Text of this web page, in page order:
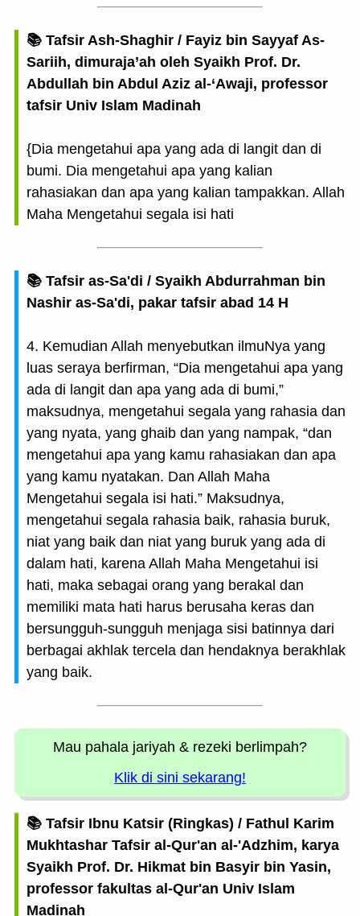
📚 Tafsir Ash-Shaghir / Fayiz bin Sayyaf As-
Sariih, dimuraja’ah oleh Syaikh Prof. Dr.
Abdullah bin Abdul Aziz al-‘Awaji, professor
tafsir Univ Islam Madinah
{Dia mengetahui apa yang ada di langit dan di
bumi. Dia mengetahui apa yang kalian
rahasiakan dan apa yang kalian tampakkan. Allah
Maha Mengetahui segala isi hati
📚 Tafsir as-Sa'di / Syaikh Abdurrahman bin
Nashir as-Sa'di, pakar tafsir abad 14 H
4. Kemudian Allah menyebutkan ilmuNya yang
luas seraya berfirman, “Dia mengetahui apa yang
ada di langit dan apa yang ada di bumi,”
maksudnya, mengetahui segala yang rahasia dan
yang nyata, yang ghaib dan yang nampak, “dan
mengetahui apa yang kamu rahasiakan dan apa
yang kamu nyatakan. Dan Allah Maha
Mengetahui segala isi hati.” Maksudnya,
mengetahui segala rahasia baik, rahasia buruk,
niat yang baik dan niat yang buruk yang ada di
dalam hati, karena Allah Maha Mengetahui isi
hati, maka sebagai orang yang berakal dan
memiliki mata hati harus berusaha keras dan
bersungguh-sungguh menjaga sisi batinnya dari
berbagai akhlak tercela dan hendaknya berakhlak
yang baik.
Mau pahala jariyah & rezeki berlimpah?
Klik di sini sekarang!
📚 Tafsir Ibnu Katsir (Ringkas) / Fathul Karim
Mukhtashar Tafsir al-Qur'an al-'Adzhim, karya
Syaikh Prof. Dr. Hikmat bin Basyir bin Yasin,
professor fakultas al-Qur'an Univ Islam
Madinah